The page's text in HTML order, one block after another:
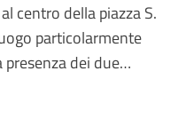
centro della piazza S.
particolarmente
dei due